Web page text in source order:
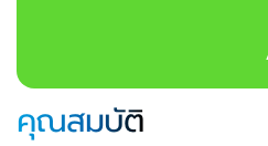
คุณสมบัติ